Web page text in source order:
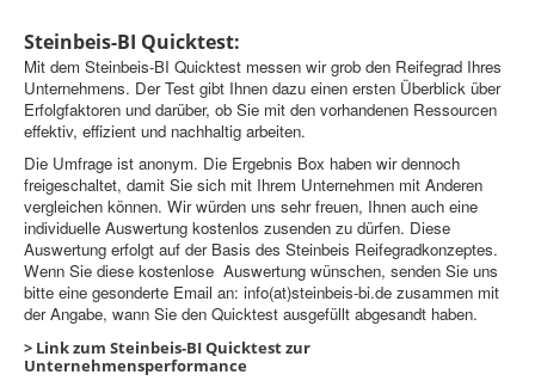
Steinbeis-BI Quicktest:
Mit dem Steinbeis-BI Quicktest messen wir grob den Reifegrad Ihres
Unternehmens. Der Test gibt Ihnen dazu einen ersten Überblick über
Erfolgfaktoren und darüber, ob Sie mit den vorhandenen Ressourcen
effektiv, effizient und nachhaltig arbeiten.
Die Umfrage ist anonym. Die Ergebnis Box haben wir dennoch
freigeschaltet, damit Sie sich mit Ihrem Unternehmen mit Anderen
vergleichen können. Wir würden uns sehr freuen, Ihnen auch eine
individuelle Auswertung kostenlos zusenden zu dürfen. Diese
Auswertung erfolgt auf der Basis des Steinbeis Reifegradkonzeptes.
Wenn Sie diese kostenlose Auswertung wünschen, senden Sie uns
bitte eine gesonderte Email an: info(at)steinbeis-bi.de zusammen mit
der Angabe, wann Sie den Quicktest ausgefüllt abgesandt haben.
> Link zum Steinbeis-BI Quicktest zur
Unternehmensperformance